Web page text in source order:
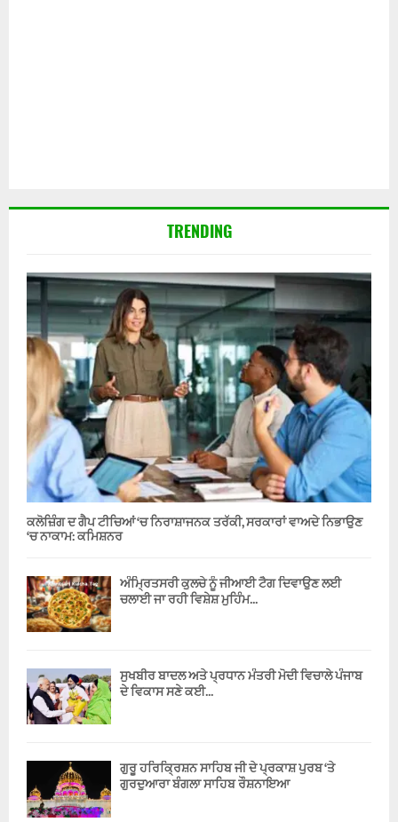
TRENDING
ਕਲੋਜ਼ਿੰਗ ਦ ਗੈਪ ਟੀਚਿਆਂ ‘ਚ ਨਿਰਾਸ਼ਾਜਨਕ ਤਰੱਕੀ, ਸਰਕਾਰਾਂ ਵਾਅਦੇ ਨਿਭਾਉਣ
‘ਚ ਨਾਕਾਮ: ਕਮਿਸ਼ਨਰ
ਅੰਮ੍ਰਿਤਸਰੀ ਕੁਲਚੇ ਨੂੰ ਜੀਆਈ ਟੈਗ ਦਿਵਾਉਣ ਲਈ
ਚਲਾਈ ਜਾ ਰਹੀ ਵਿਸ਼ੇਸ਼ ਮੁਹਿੰਮ...
ਸੁਖਬੀਰ ਬਾਦਲ ਅਤੇ ਪ੍ਰਧਾਨ ਮੰਤਰੀ ਮੋਦੀ ਵਿਚਾਲੇ ਪੰਜਾਬ
ਦੇ ਵਿਕਾਸ ਸਣੇ ਕਈ...
ਗੁਰੂ ਹਰਿਕ੍ਰਿਸ਼ਨ ਸਾਹਿਬ ਜੀ ਦੇ ਪ੍ਰਕਾਸ਼ ਪੁਰਬ ‘ਤੇ
ਗੁਰਦੁਆਰਾ ਬੰਗਲਾ ਸਾਹਿਬ ਰੌਸ਼ਨਾਇਆ